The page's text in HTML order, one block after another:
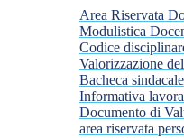
Area Riservata
Modulistica
Codice
Valorizzazione
Bacheca sindacale
Informativa
Documento di
area riservata